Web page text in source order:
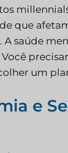
que
saúde
um
e